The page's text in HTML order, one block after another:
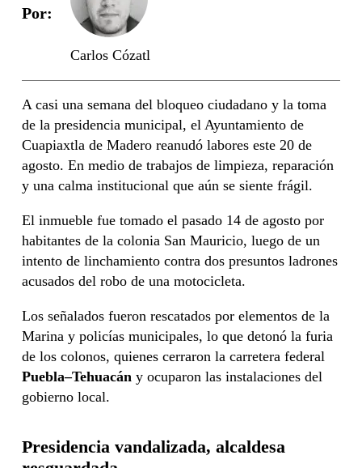
Por:
Carlos Cózatl
A casi una semana del bloqueo ciudadano y la toma
de la presidencia municipal, el Ayuntamiento de
Cuapiaxtla de Madero reanudó labores este 20 de
agosto. En medio de trabajos de limpieza, reparación
y una calma institucional que aún se siente frágil.
El inmueble fue tomado el pasado 14 de agosto por
habitantes de la colonia San Mauricio, luego de un
intento de linchamiento contra dos presuntos ladrones
acusados del robo de una motocicleta.
Los señalados fueron rescatados por elementos de la
Marina y policías municipales, lo que detonó la furia
de los colonos, quienes cerraron la carretera federal
Puebla–Tehuacán y ocuparon las instalaciones del
gobierno local.
Presidencia vandalizada, alcaldesa